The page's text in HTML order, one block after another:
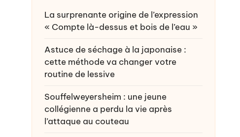
La surprenante origine de l’expression
« Compte là-dessus et bois de l’eau »
Astuce de séchage à la japonaise :
cette méthode va changer votre
routine de lessive
Souffelweyersheim : une jeune
collégienne a perdu la vie après
l’attaque au couteau